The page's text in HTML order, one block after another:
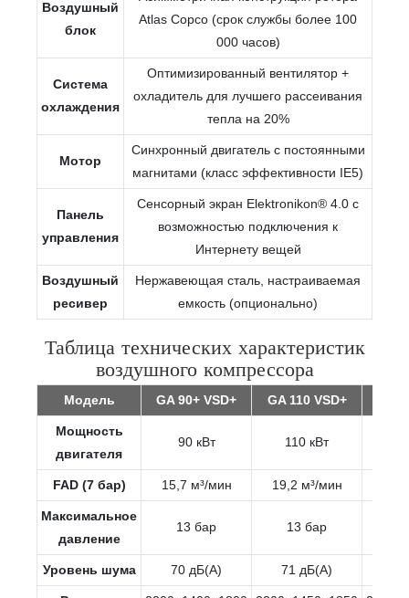
Воздушный
блок
Atlas Copco (срок службы более 100
000 часов)
Система
охлаждения
Оптимизированный вентилятор +
охладитель для лучшего рассеивания
тепла на 20%
Мотор
Синхронный двигатель с постоянными
магнитами (класс эффективности IE5)
Панель
управления
Сенсорный экран Elektronikon® 4.0 с
возможностью подключения к
Интернету вещей
Воздушный
ресивер
Нержавеющая сталь, настраиваемая
емкость (опционально)
Таблица технических характеристик
воздушного компрессора
Модель GA 90+ VSD+ GA 110 VSD+
Мощность
двигателя
90 кВт 110 кВт
FAD (7 бар) 15,7 м³/мин 19,2 м³/мин
Максимальное
давление
13 бар 13 бар
Уровень шума 70 дБ(А) 71 дБ(А)